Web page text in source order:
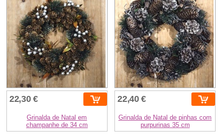
22,30 €
Grinalda de Natal em
champanhe de 34 cm
22,40 €
Grinalda de Natal de pinhas com
purpurinas 35 cm